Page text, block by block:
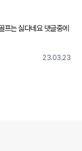
다네요 댓글중에
이프도 미니는 귀엽다
23.03.23